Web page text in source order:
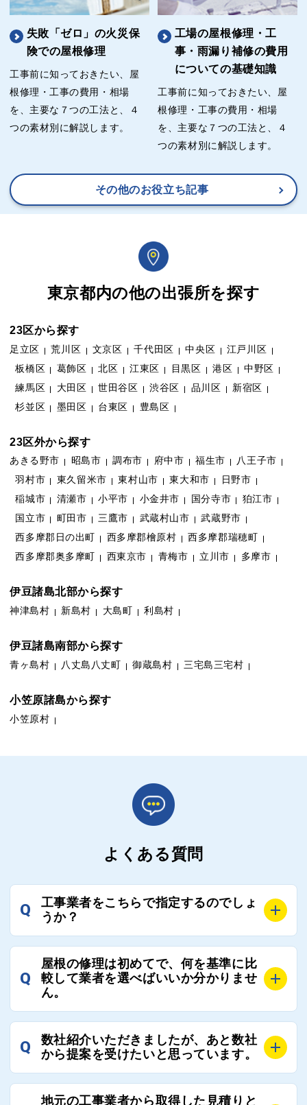
失敗「ゼロ」の火災保
険での屋根修理
工事前に知っておきたい、屋
根修理・工事の費用・相場
を、主要な７つの工法と、４
つの素材別に解説します。
工場の屋根修理・工
事・雨漏り補修の費用
についての基礎知識
工事前に知っておきたい、屋
根修理・工事の費用・相場
を、主要な７つの工法と、４
つの素材別に解説します。
その他のお役立ち記事
東京都内の他の出張所を探す
23区から探す
足立区 荒川区 文京区 千代田区 中央区
江戸川区
板橋区
葛飾区 北区 江東区 目黒区 港区
中野区
練馬区
大田区 世田谷区 渋谷区 品川区
新宿区
杉並区
墨田区 台東区 豊島区
23区外から探す
あきる野市 昭島市 調布市 府中市 福生市
八王子市
羽村市
東久留米市 東村山市 東大和市
日野市
稲城市
清瀬市 小平市 小金井市 国分寺市
狛江市
国立市
町田市 三鷹市 武蔵村山市
武蔵野市
西多摩郡日の出町
西多摩郡檜原村
西多摩郡瑞穂町
西多摩郡奥多摩町
西東京市 青梅市 立川市 多摩市
伊豆諸島北部から探す
神津島村 新島村 大島町 利島村
伊豆諸島南部から探す
青ヶ島村 八丈島八丈町 御蔵島村 三宅島三宅村
小笠原諸島から探す
小笠原村
よくある質問
Q
工事業者をこちらで指定するのでしょ
うか？
お客様のご要望をお聞きし、条件に合った工事業者を
最大3社まで選定し、ご紹介いたします。
そのため、お客様に比較する業者を選定いただく必要
Q
屋根の修理は初めてで、何を基準に比
較して業者を選べばいいか分かりませ
ん。
選定基準はお客様によって異なりますが、価格はもち
ろんのこと、実績面や保証面、担当者の人柄や社歴、
し、総合的に判断ください。
また、選定に迷った際などは屋根コネクト事務局へご
Q
数社紹介いただきましたが、あと数社
から提案を受けたいと思っています。
全国300社以上の登録業者がございますので、プラス
地元の工事業者から取得した見積りと